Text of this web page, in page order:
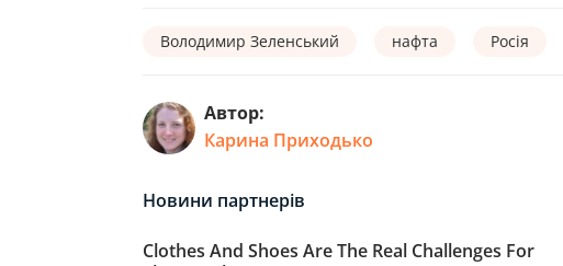
Володимир Зеленський нафта Росія
Автор:
Карина Приходько